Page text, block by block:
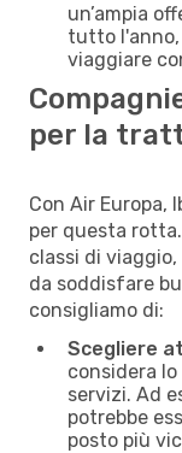
un’ampia
tutto
viaggiare
per la
Con Air Europa,
per questa
classi di
da soddisfare
consigliamo di:
Scegliere
considera
servizi. Ad
potrebbe
posto più